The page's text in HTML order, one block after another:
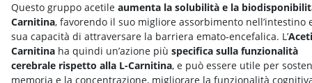
Questo gruppo acetile aumenta la solubilità e la
Carnitina, favorendo il suo migliore assorbimento nell’intestino
sua capacità di attraversare la barriera emato-encefalica. L’
Carnitina ha quindi un’azione più specifica sulla funzionalità
cerebrale rispetto alla L-Carnitina, e può essere utile per
memoria e la concentrazione, migliorare la funzionalità